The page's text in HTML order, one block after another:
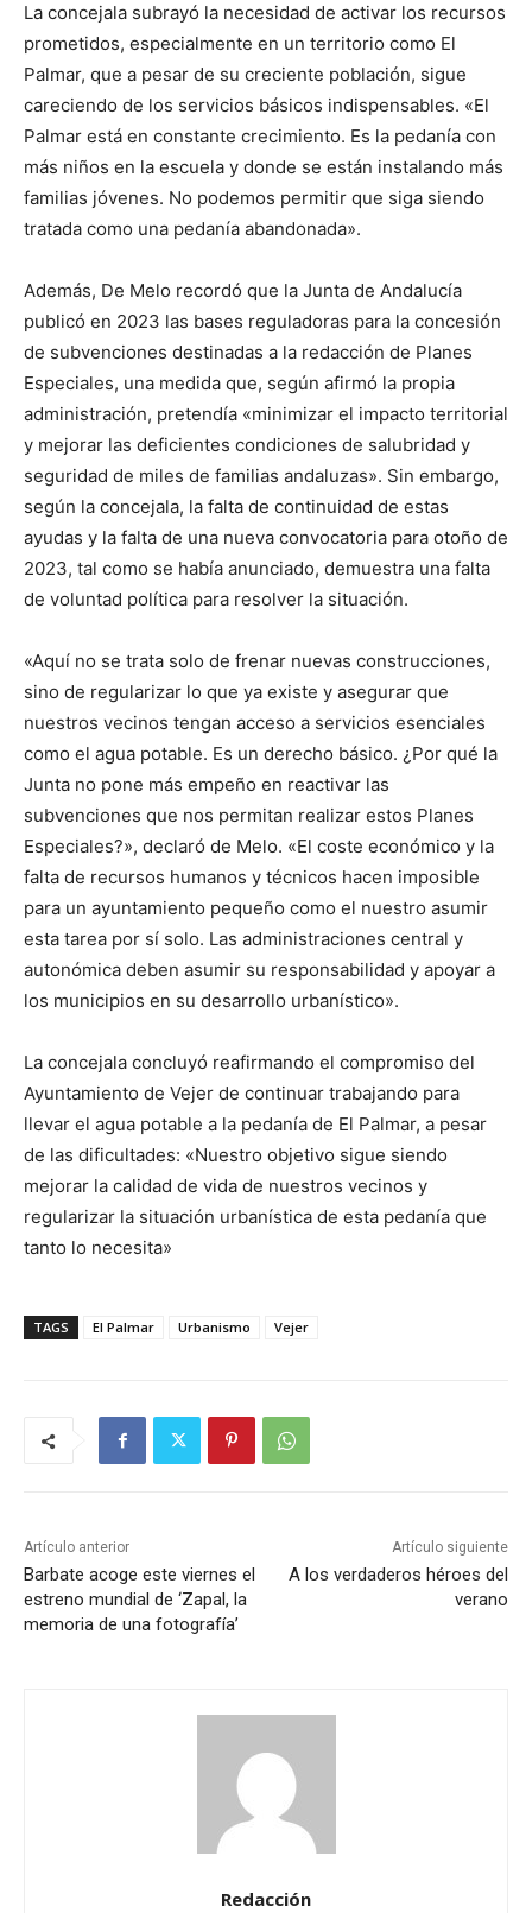
La concejala subrayó la necesidad de activar los recursos
prometidos, especialmente en un territorio como El
Palmar, que a pesar de su creciente población, sigue
careciendo de los servicios básicos indispensables. «El
Palmar está en constante crecimiento. Es la pedanía con
más niños en la escuela y donde se están instalando más
familias jóvenes. No podemos permitir que siga siendo
tratada como una pedanía abandonada».
Además, De Melo recordó que la Junta de Andalucía
publicó en 2023 las bases reguladoras para la concesión
de subvenciones destinadas a la redacción de Planes
Especiales, una medida que, según afirmó la propia
administración, pretendía «minimizar el impacto territorial
y mejorar las deficientes condiciones de salubridad y
seguridad de miles de familias andaluzas». Sin embargo,
según la concejala, la falta de continuidad de estas
ayudas y la falta de una nueva convocatoria para otoño de
2023, tal como se había anunciado, demuestra una falta
de voluntad política para resolver la situación.
«Aquí no se trata solo de frenar nuevas construcciones,
sino de regularizar lo que ya existe y asegurar que
nuestros vecinos tengan acceso a servicios esenciales
como el agua potable. Es un derecho básico. ¿Por qué la
Junta no pone más empeño en reactivar las
subvenciones que nos permitan realizar estos Planes
Especiales?», declaró de Melo. «El coste económico y la
falta de recursos humanos y técnicos hacen imposible
para un ayuntamiento pequeño como el nuestro asumir
esta tarea por sí solo. Las administraciones central y
autonómica deben asumir su responsabilidad y apoyar a
los municipios en su desarrollo urbanístico».
La concejala concluyó reafirmando el compromiso del
Ayuntamiento de Vejer de continuar trabajando para
llevar el agua potable a la pedanía de El Palmar, a pesar
de las dificultades: «Nuestro objetivo sigue siendo
mejorar la calidad de vida de nuestros vecinos y
regularizar la situación urbanística de esta pedanía que
tanto lo necesita»
TAGS El Palmar Urbanismo Vejer
Artículo anterior
Barbate acoge este viernes el
estreno mundial de ‘Zapal, la
memoria de una fotografía’
Artículo siguiente
A los verdaderos héroes del
verano
Redacción